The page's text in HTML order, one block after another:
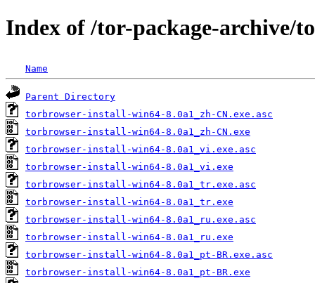
Index of /tor-package-archive/
Name
Parent Directory
torbrowser-install-win64-8.0a1_zh-CN.exe.asc
torbrowser-install-win64-8.0a1_zh-CN.exe
torbrowser-install-win64-8.0a1_vi.exe.asc
torbrowser-install-win64-8.0a1_vi.exe
torbrowser-install-win64-8.0a1_tr.exe.asc
torbrowser-install-win64-8.0a1_tr.exe
torbrowser-install-win64-8.0a1_ru.exe.asc
torbrowser-install-win64-8.0a1_ru.exe
torbrowser-install-win64-8.0a1_pt-BR.exe.asc
torbrowser-install-win64-8.0a1_pt-BR.exe